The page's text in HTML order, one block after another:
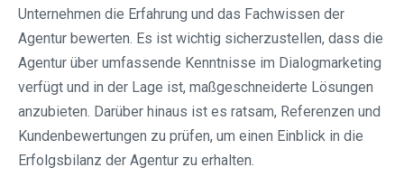
Unternehmen die Erfahrung und das Fachwissen der
Agentur bewerten. Es ist wichtig sicherzustellen, dass die
Agentur über umfassende Kenntnisse im Dialogmarketing
verfügt und in der Lage ist, maßgeschneiderte Lösungen
anzubieten. Darüber hinaus ist es ratsam, Referenzen und
Kundenbewertungen zu prüfen, um einen Einblick in die
Erfolgsbilanz der Agentur zu erhalten.